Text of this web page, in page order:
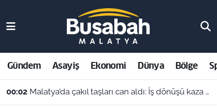
Gündem Asayiş Ekonomi Dünya Bölge
00:02 Malatya’da çakıl taşları can aldı: İş dönüşü kaza yapan motosikletli hayatını kaybetti
Asayiş
Ekonomi
Malatya Nöbetçi Eczaneler
Malatya Hava Durumu
Malatya Namaz Vakitleri